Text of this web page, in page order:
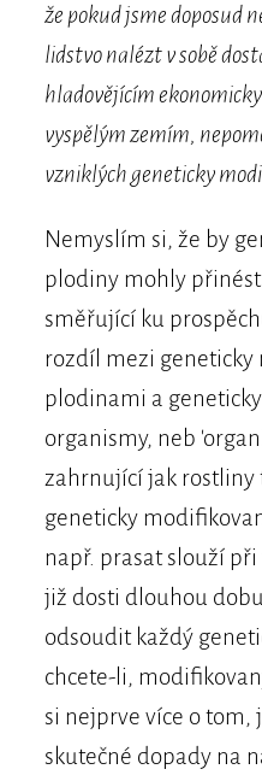
že pokud jsme doposud
lidstvo nalézt v sobě
hladovějícím
vyspělým zemím,
vzniklých geneticky
Nemyslím si, že by
plodiny mohly
směřující ku
rozdíl mezi
plodinami a
organismy, neb
zahrnující jak rostliny
geneticky
např. prasat slouží
již dosti dlouhou
odsoudit každý
chcete-li,
si nejprve více o tom,
skutečné dopady na